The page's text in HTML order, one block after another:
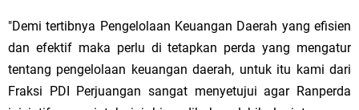
"Demi tertibnya Pengelolaan Keuangan Daerah yang efisien
dan efektif maka perlu di tetapkan perda yang mengatur
tentang pengelolaan keuangan daerah, untuk itu kami dari
Fraksi PDI Perjuangan sangat menyetujui agar Ranperda